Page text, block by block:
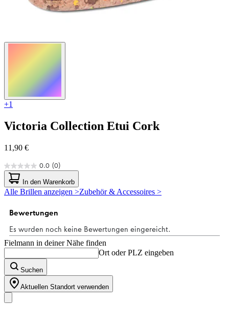
+1
Victoria Collection Etui Cork
11,90 €
0.0 (0)
0.0
von
5
Sternen.
In den Warenkorb
Alle Brillen anzeigen >Zubehör & Accessoires >
Fielmann in deiner Nähe finden
Ort oder PLZ eingeben
Suchen
Aktuellen Standort verwenden